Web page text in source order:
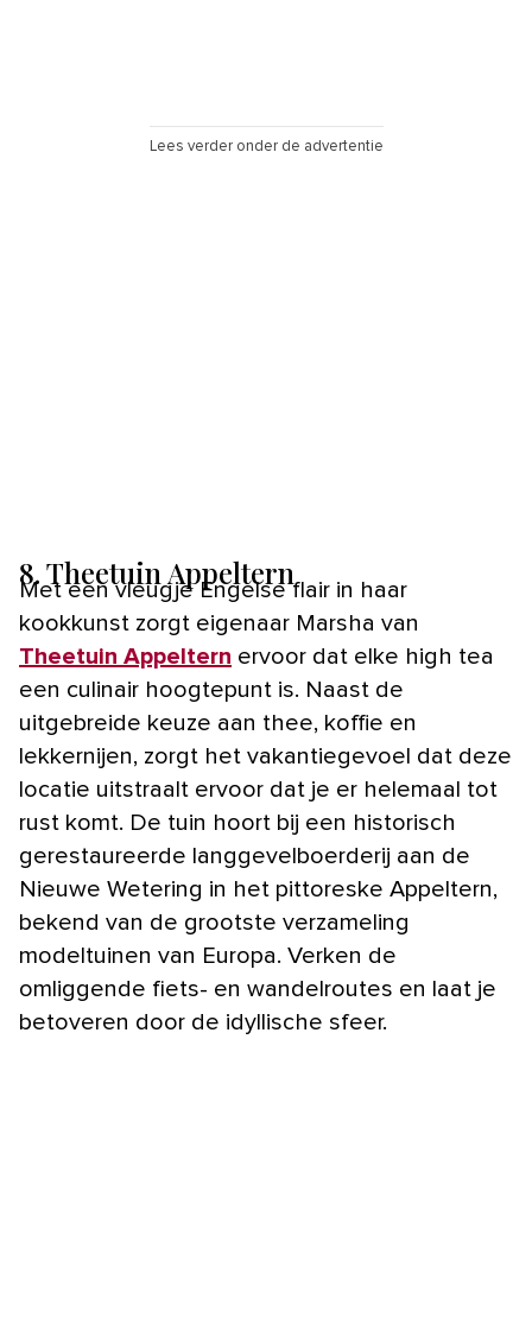
Lees verder onder de advertentie
8. Theetuin Appeltern
Met een vleugje Engelse flair in haar
kookkunst zorgt eigenaar Marsha van
Theetuin Appeltern ervoor dat elke high tea
een culinair hoogtepunt is. Naast de
uitgebreide keuze aan thee, koffie en
lekkernijen, zorgt het vakantiegevoel dat deze
locatie uitstraalt ervoor dat je er helemaal tot
rust komt. De tuin hoort bij een historisch
gerestaureerde langgevelboerderij aan de
Nieuwe Wetering in het pittoreske Appeltern,
bekend van de grootste verzameling
modeltuinen van Europa. Verken de
omliggende fiets- en wandelroutes en laat je
betoveren door de idyllische sfeer.